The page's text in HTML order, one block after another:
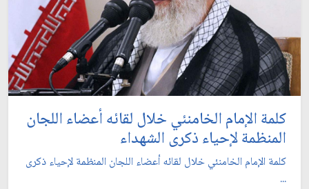
کلمة الإمام الخامنئي خلال لقائه أعضاء اللجان
المنظمة لإحياء ذكرى الشهداء
کلمة الإمام الخامنئي خلال لقائه أعضاء اللجان المنظمة لإحياء ذكرى
...